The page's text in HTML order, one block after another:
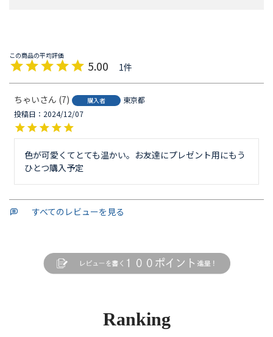
5.00 1
ちゃい 7 購入者
東京都
投稿日
2024/12/07
色が可愛くてとても温かい。お友達にプレゼント用にもう
ひとつ購入予定
すべてのレビューを見る
Ranking